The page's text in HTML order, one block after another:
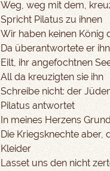
Weg, weg mit dem,
Spricht Pilatus zu ihnen
Wir haben keinen König
Da überantwortete er
Eilt, ihr angefochtnen
All da kreuzigten sie ihn
Schreibe nicht: der
Pilatus antwortet
In meines Herzens
Die Kriegsknechte aber,
Kleider
Lasset uns den nicht